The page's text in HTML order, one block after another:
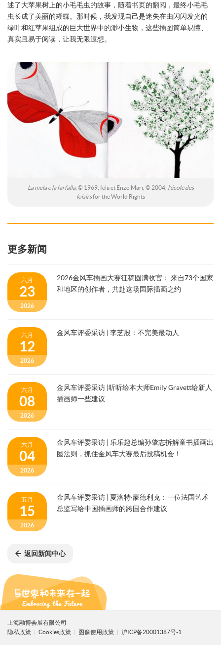
述了大苹果树上的小毛毛虫的故事，随着书页的翻阅，最终小毛毛
虫长成了美丽的蝴蝶。那时候，我发现自己是迷失在由闪闪发光的
绿叶和红苹果组成的巨大世界中的渺小生物，这些插图简单易懂、
真实且易于阅读，让我无限遐想。
La mela e la farfalla, © 1969, Iela et Enzo Mari, © 2004, l'école des
loisirsfor the World Rights
更多新闻
六月
23
2026
2026金风车插画大赛征稿圆满收官： 来自73个国家
和地区的创作者，共赴这场国际插画之约
六月
12
2026
金风车评委采访 | 李芝殷：不完美最动人
六月
08
2026
金风车评委采访 |听听绘本大师Emily Gravett给新人
插画师一些建议
六月
04
2026
金风车评委采访 | 乐乐趣总编孙肇志拆解童书插画出
圈法则，抓住金风车大赛最后投稿机会！
五月
15
2026
金风车评委采访 | 夏洛特·蒙德利克：一位法国艺术
总监写给中国插画师的跨国合作建议
返回新闻中心
上海融博会展有限公司
隐私政策
Cookies政策 图像使用政策 沪ICP备20001387号-1